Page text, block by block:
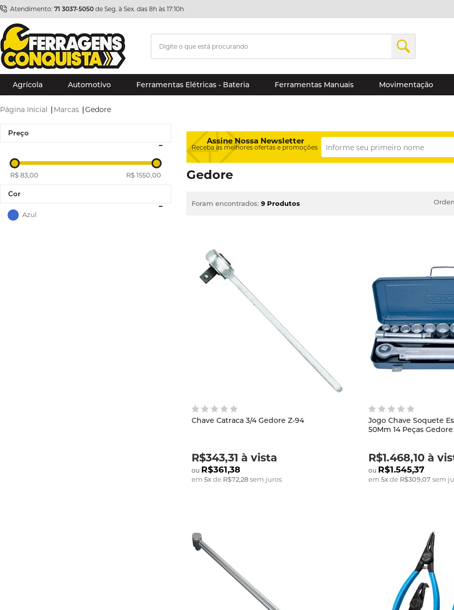
Atendimento: 71 3037-5050 de Seg. à Sex. das 8h às 17:10h
Agrícola Automotivo Ferramentas Elétricas - Bateria Ferramentas Manuais Movimentação
Página Inicial | Marcas |Gedore
Preço
R$ 83,00 R$ 1550,00
Cor
Azul
Assine Nossa Newsletter
Receba as melhores ofertas e promoções
Gedore
Foram encontrados: 9 Produtos
Chave Catraca 3/4 Gedore Z-94
R$343,31 à vista
R$361,38
em 5xde R$72,28sem juros
Jogo Chave Soquete
50Mm 14 Peças Gedore
R$1.468,10 à
R$1.545,37
em 5xde R$309,07sem